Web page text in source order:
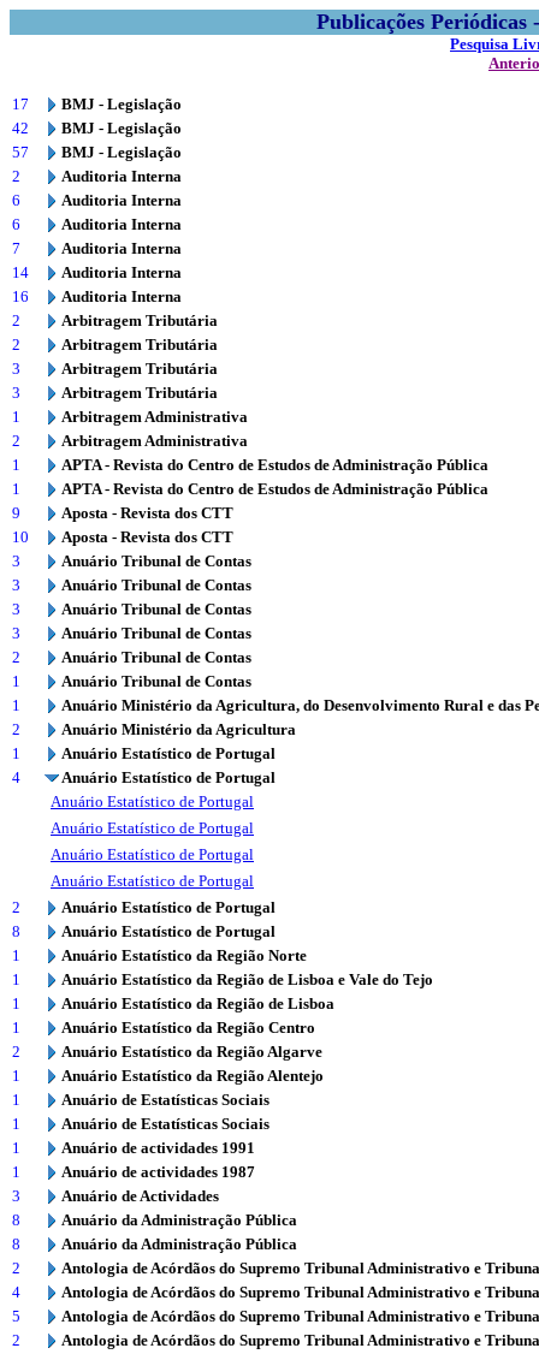
Publicações
Pesquisa
17
BMJ - Legislação
42
BMJ - Legislação
57
BMJ - Legislação
2
Auditoria Interna
6
Auditoria Interna
6
Auditoria Interna
7
Auditoria Interna
14
Auditoria Interna
16
Auditoria Interna
2
Arbitragem Tributária
2
Arbitragem Tributária
3
Arbitragem Tributária
3
Arbitragem Tributária
1
Arbitragem Administrativa
2
Arbitragem Administrativa
1
APTA - Revista do Centro de Estudos de Administração Pública
1
APTA - Revista do Centro de Estudos de Administração Pública
9
Aposta - Revista dos CTT
10
Aposta - Revista dos CTT
3
Anuário Tribunal de Contas
3
Anuário Tribunal de Contas
3
Anuário Tribunal de Contas
3
Anuário Tribunal de Contas
2
Anuário Tribunal de Contas
1
Anuário Tribunal de Contas
1
Anuário Ministério da Agricultura, do Desenvolvimento Rural e das
2
Anuário Ministério da Agricultura
1
Anuário Estatístico de Portugal
4
Anuário Estatístico de Portugal
Anuário Estatístico de Portugal
Anuário Estatístico de Portugal
Anuário Estatístico de Portugal
Anuário Estatístico de Portugal
2
Anuário Estatístico de Portugal
8
Anuário Estatístico de Portugal
1
Anuário Estatístico da Região Norte
1
Anuário Estatístico da Região de Lisboa e Vale do Tejo
1
Anuário Estatístico da Região de Lisboa
1
Anuário Estatístico da Região Centro
2
Anuário Estatístico da Região Algarve
1
Anuário Estatístico da Região Alentejo
1
Anuário de Estatísticas Sociais
1
Anuário de Estatísticas Sociais
1
Anuário de actividades 1991
1
Anuário de actividades 1987
3
Anuário de Actividades
8
Anuário da Administração Pública
8
Anuário da Administração Pública
2
Antologia de Acórdãos do Supremo Tribunal Administrativo e
4
Antologia de Acórdãos do Supremo Tribunal Administrativo e
5
Antologia de Acórdãos do Supremo Tribunal Administrativo e
2
Antologia de Acórdãos do Supremo Tribunal Administrativo e